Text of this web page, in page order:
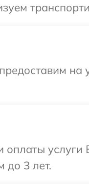
на
оплаты
до 3 лет.